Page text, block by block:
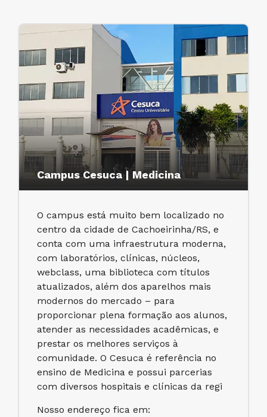
Campus Cesuca | Medicina
O campus está muito bem localizado no
centro da cidade de Cachoeirinha/RS, e
conta com uma infraestrutura moderna,
com laboratórios, clínicas, núcleos,
webclass, uma biblioteca com títulos
atualizados, além dos aparelhos mais
modernos do mercado – para
proporcionar plena formação aos alunos,
atender as necessidades acadêmicas, e
prestar os melhores serviços à
comunidade. O Cesuca é referência no
ensino de Medicina e possui parcerias
com diversos hospitais e clínicas da regi
Nosso endereço fica em: